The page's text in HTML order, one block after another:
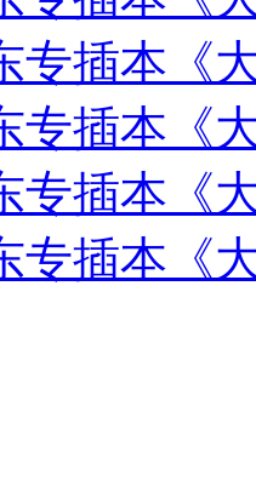
专插本《
专插本《
专插本《
专插本《